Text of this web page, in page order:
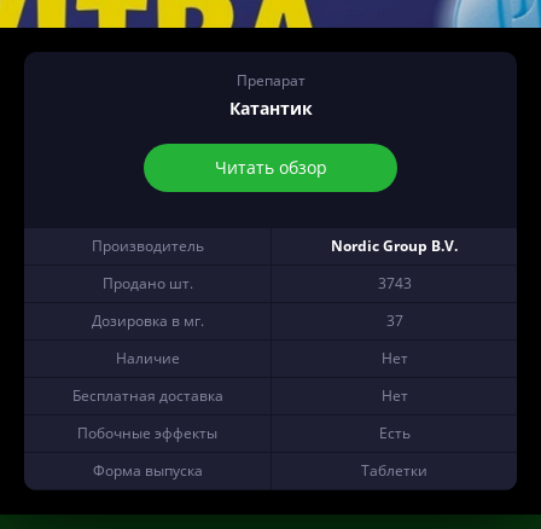
Препарат
Катантик
Читать обзор
Производитель
Nordic Group B.V.
Продано шт.
3743
Дозировка в мг.
37
Наличие
Нет
Бесплатная доставка
Нет
Побочные эффекты
Есть
Форма выпуска
Таблетки